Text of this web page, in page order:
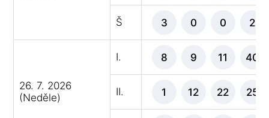
Š 3 0 0 2
26. 7. 2026
(Neděle)
I. 8 9 11 40
II. 1 12 22 25